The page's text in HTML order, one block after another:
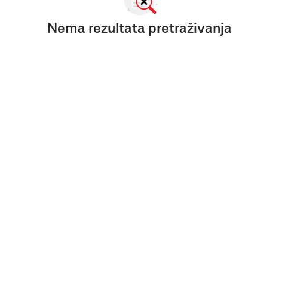
Nema rezultata pretraživanja